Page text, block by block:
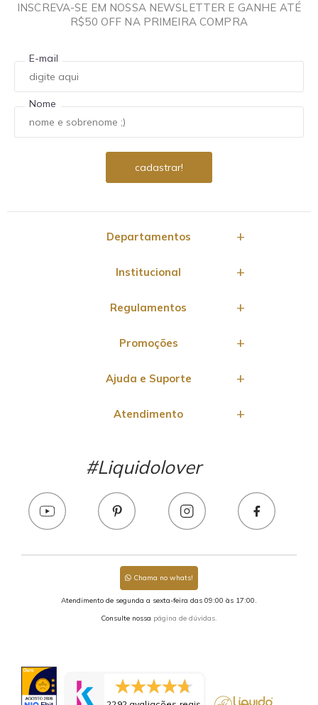
INSCREVA-SE EM NOSSA NEWSLETTER E GANHE ATÉ
R$50 OFF NA PRIMEIRA COMPRA
E-mail
Nome
Departamentos
Institucional
Regulamentos
Promoções
Ajuda e Suporte
Atendimento
#Liquidolover
Chama no whats!
Atendimento de segunda a sexta-feira das 09:00 às 17:00.
Consulte nossa página de dúvidas.